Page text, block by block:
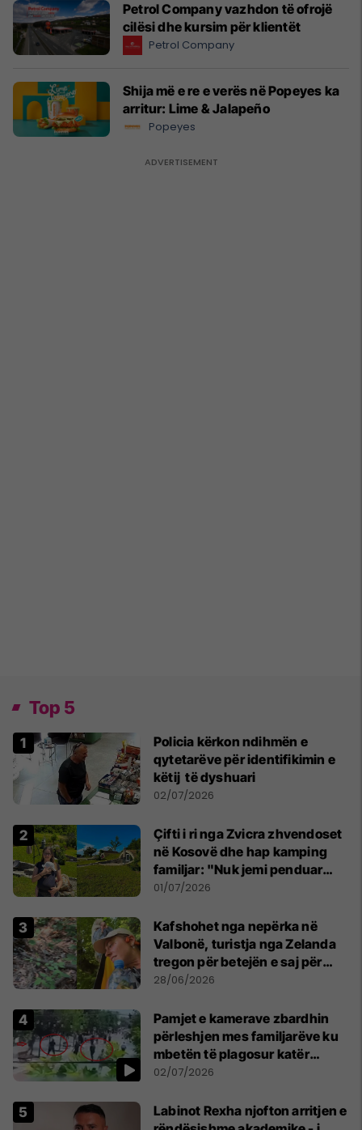
Petrol Company vazhdon të ofrojë
cilësi dhe kursim për klientët
Petrol Company
Shija më e re e verës në Popeyes ka
arritur: Lime & Jalapeño
Popeyes
Top 5
Policia kërkon ndihmën e
qytetarëve për identifikimin e
këtij të dyshuari
02/07/2026
Çifti i ri nga Zvicra zhvendoset
në Kosovë dhe hap kamping
familjar: "Nuk jemi penduar
asnjë ditë"
01/07/2026
Kafshohet nga nepërka në
Valbonë, turistja nga Zelanda
tregon për betejën e saj për
mbijetesë
28/06/2026
Pamjet e kamerave zbardhin
përleshjen mes familjarëve ku
mbetën të plagosur katër
persona
02/07/2026
Labinot Rexha njofton arritjen e